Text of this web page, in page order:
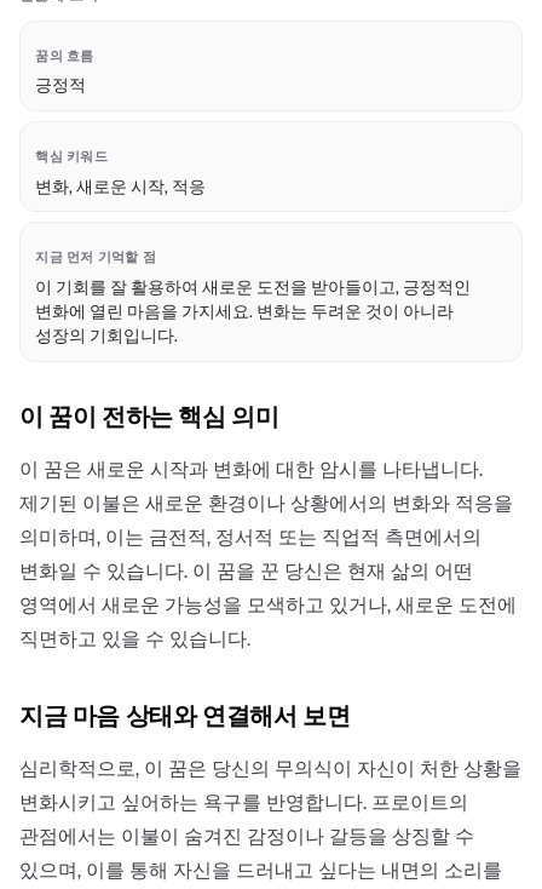
꿈의 흐름
긍정적
핵심 키워드
변화, 새로운 시작, 적응
지금 먼저 기억할 점
이 기회를 잘 활용하여 새로운 도전을 받아들이고, 긍정적인
변화에 열린 마음을 가지세요. 변화는 두려운 것이 아니라
성장의 기회입니다.
이 꿈이 전하는 핵심 의미
이 꿈은 새로운 시작과 변화에 대한 암시를 나타냅니다.
제기된 이불은 새로운 환경이나 상황에서의 변화와 적응을
의미하며, 이는 금전적, 정서적 또는 직업적 측면에서의
변화일 수 있습니다. 이 꿈을 꾼 당신은 현재 삶의 어떤
영역에서 새로운 가능성을 모색하고 있거나, 새로운 도전에
직면하고 있을 수 있습니다.
지금 마음 상태와 연결해서 보면
심리학적으로, 이 꿈은 당신의 무의식이 자신이 처한 상황을
변화시키고 싶어하는 욕구를 반영합니다. 프로이트의
관점에서는 이불이 숨겨진 감정이나 갈등을 상징할 수
있으며, 이를 통해 자신을 드러내고 싶다는 내면의 소리를